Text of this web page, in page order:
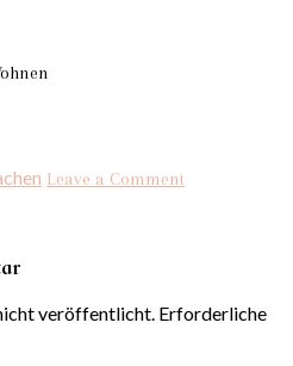
Leave a Comment
veröffentlicht. Erforderliche